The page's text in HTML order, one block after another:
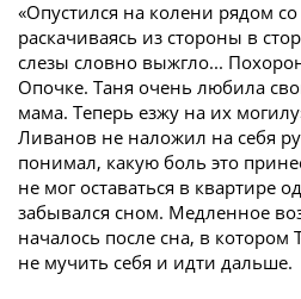
«Опустился на колени рядом
раскачиваясь из стороны в
слезы словно выжгло...
Опочке. Таня очень любила
мама. Теперь езжу на их
Ливанов не наложил на себя
понимал, какую боль это
не мог оставаться в квартире
забывался сном. Медленное
началось после сна, в котором
не мучить себя и идти дальше.